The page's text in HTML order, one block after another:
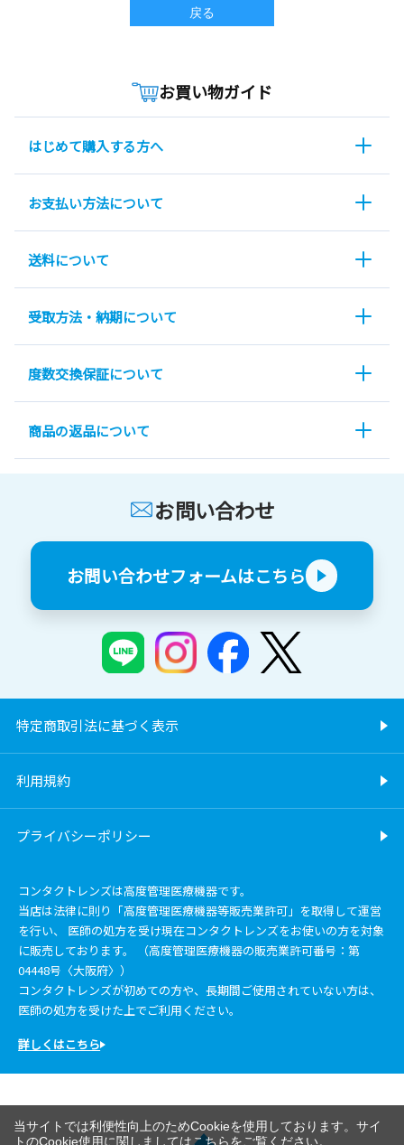
戻る
お買い物ガイド
はじめて購入する方へ
お支払い方法について
送料について
受取方法・納期について
度数交換保証について
商品の返品について
お問い合わせ
お問い合わせフォームはこちら
特定商取引法に基づく表示
利用規約
プライバシーポリシー
コンタクトレンズは高度管理医療機器です。
当店は法律に則り「高度管理医療機器等販売業許可」を取得して運営
を行い、 医師の処方を受け現在コンタクトレンズをお使いの方を対象
に販売しております。 （高度管理医療機器の販売業許可番号：第
04448号〈大阪府〉）
コンタクトレンズが初めての方や、長期間ご使用されていない方は、
医師の処方を受けた上でご利用ください。
詳しくはこちら
当サイトでは利便性向上のためCookieを使用しております。サイ
トのCookie使用に関しましてはこちらをご覧ください。